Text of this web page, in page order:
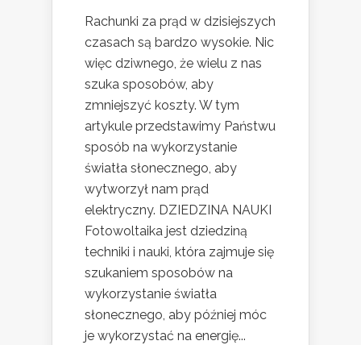
Rachunki za prąd w dzisiejszych
czasach są bardzo wysokie. Nic
więc dziwnego, że wielu z nas
szuka sposobów, aby
zmniejszyć koszty. W tym
artykule przedstawimy Państwu
sposób na wykorzystanie
światła słonecznego, aby
wytworzył nam prąd
elektryczny. DZIEDZINA NAUKI
Fotowoltaika jest dziedziną
techniki i nauki, która zajmuje się
szukaniem sposobów na
wykorzystanie światła
słonecznego, aby później móc
je wykorzystać na energię...